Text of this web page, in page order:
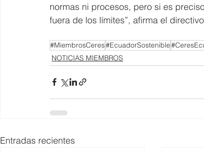
normas ni procesos, pero si es
fuera de los límites”, afirma el
#MiembrosCeres#EcuadorSostenible
NOTICIAS MIEMBROS
Entradas recientes